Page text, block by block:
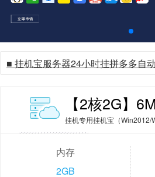
■ 挂机宝服务器24小时挂拼多多自
【2核2G】6M
挂机专用挂机宝（Win2012/
内存
2GB